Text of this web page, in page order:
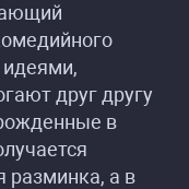
идеями,
друг другу
в
разминка, а в